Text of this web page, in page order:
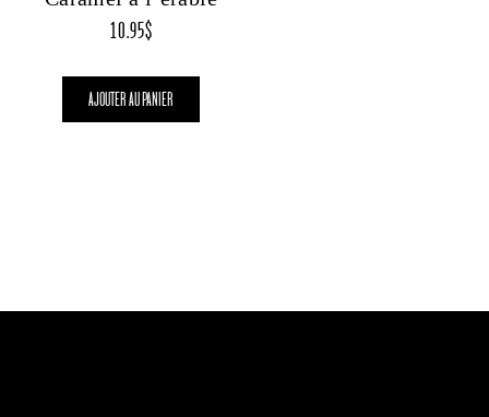
10.95$
AJOUTER AU PANIER